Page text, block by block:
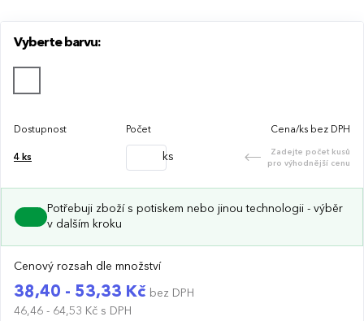
Vyberte barvu:
Dostupnost Počet Cena/ks bez DPH
4 ks ks
Zadejte počet kusů
pro výhodnější cenu
Potřebuji zboží s potiskem nebo jinou technologii - výběr
v dalším kroku
Cenový rozsah dle množství
38,40 - 53,33 Kč bez DPH
46,46 - 64,53 Kč s DPH